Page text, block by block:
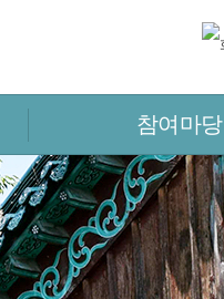
참여마당